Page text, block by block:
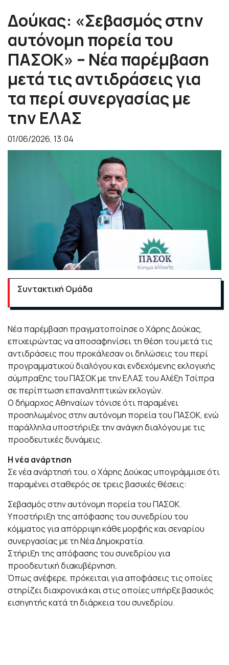
Δούκας: «Σεβασμός στην
αυτόνομη πορεία του
ΠΑΣΟΚ» – Νέα παρέμβαση
μετά τις αντιδράσεις για
τα περί συνεργασίας με
την ΕΛΑΣ
01/06/2026, 13:04
Συντακτική Ομάδα
Νέα παρέμβαση πραγματοποίησε ο Χάρης Δούκας,
επιχειρώντας να αποσαφηνίσει τη θέση του μετά τις
αντιδράσεις που προκάλεσαν οι δηλώσεις του περί
προγραμματικού διαλόγου και ενδεχόμενης εκλογικής
σύμπραξης του ΠΑΣΟΚ με την ΕΛΑΣ του Αλέξη Τσίπρα
σε περίπτωση επαναληπτικών εκλογών.
Ο δήμαρχος Αθηναίων τόνισε ότι παραμένει
προσηλωμένος στην αυτόνομη πορεία του ΠΑΣΟΚ, ενώ
παράλληλα υποστήριξε την ανάγκη διαλόγου με τις
προοδευτικές δυνάμεις.
Η νέα ανάρτηση
Σε νέα ανάρτησή του, ο Χάρης Δούκας υπογράμμισε ότι
παραμένει σταθερός σε τρεις βασικές θέσεις:
Σεβασμός στην αυτόνομη πορεία του ΠΑΣΟΚ.
Υποστήριξη της απόφασης του συνεδρίου του
κόμματος για απόρριψη κάθε μορφής και σεναρίου
συνεργασίας με τη Νέα Δημοκρατία.
Στήριξη της απόφασης του συνεδρίου για
προοδευτική διακυβέρνηση.
Όπως ανέφερε, πρόκειται για αποφάσεις τις οποίες
στηρίζει διαχρονικά και στις οποίες υπήρξε βασικός
εισηγητής κατά τη διάρκεια του συνεδρίου.